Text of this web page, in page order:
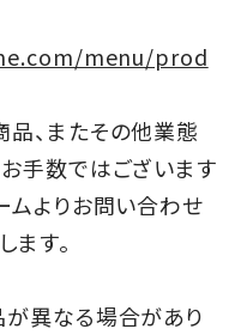
menu/prod
、またその他業態
手数ではございます
ムよりお問い合わせ
ます。
異なる場合があり